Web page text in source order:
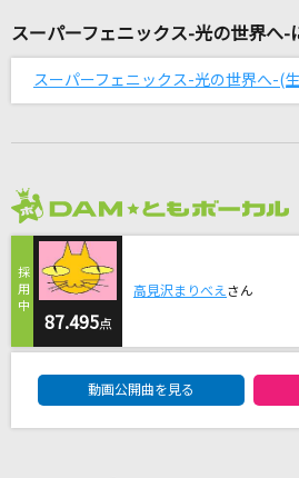
忘れてください
横山だいすけ・三谷たくみ(おかあさんといっ
[生音]Lovers
snow drop
L'Arc-en-Ciel
フラミンゴ
syudou
スーパーフェニックス-光の世界へ-
スーパーフェニックス-光の世界へ-(
87.495点
高見沢まりべえ さん
動画公開曲を見る